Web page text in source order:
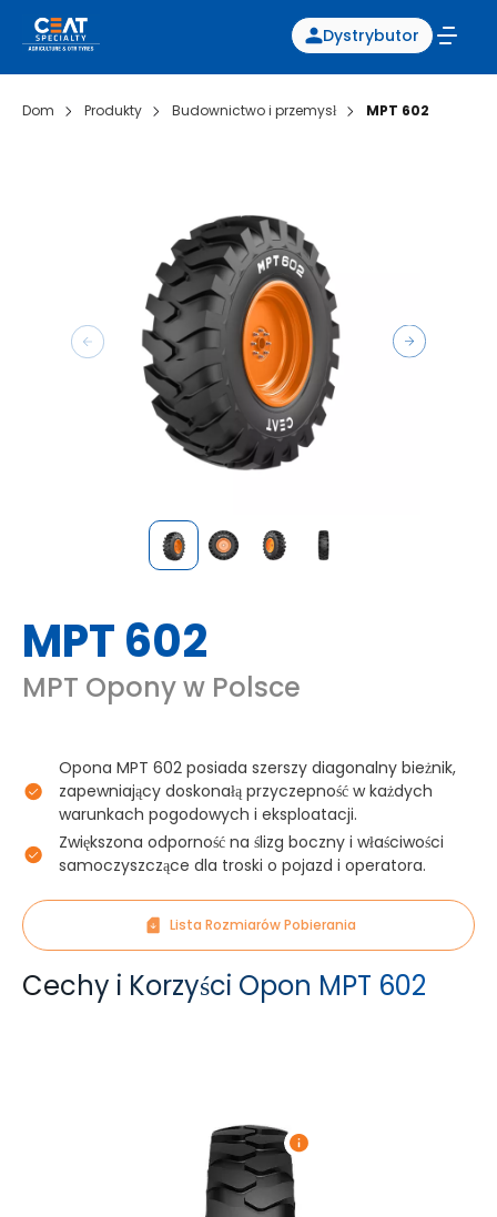
Dystrybutor
Dom Produkty Budownictwo i przemysł MPT 602
MPT 602
MPT Opony w Polsce
Opona MPT 602 posiada szerszy diagonalny bieżnik,
zapewniający doskonałą przyczepność w każdych
warunkach pogodowych i eksploatacji.
Zwiększona odporność na ślizg boczny i właściwości
samoczyszczące dla troski o pojazd i operatora.
Lista Rozmiarów Pobierania
Cechy i Korzyści Opon MPT 602